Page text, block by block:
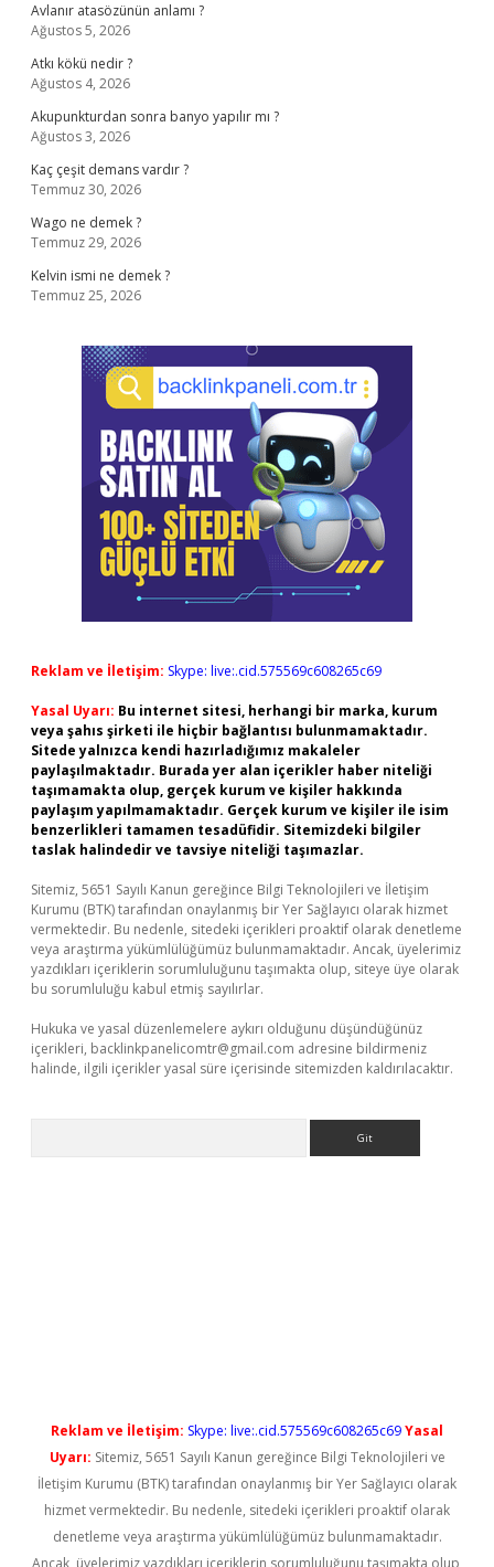
Avlanır atasözünün anlamı ?
Ağustos 5, 2026
Atkı kökü nedir ?
Ağustos 4, 2026
Akupunkturdan sonra banyo yapılır mı ?
Ağustos 3, 2026
Kaç çeşit demans vardır ?
Temmuz 30, 2026
Wago ne demek ?
Temmuz 29, 2026
Kelvin ismi ne demek ?
Temmuz 25, 2026
Reklam ve İletişim: Skype: live:.cid.575569c608265c69
Yasal Uyarı: Bu internet sitesi, herhangi bir marka, kurum
veya şahıs şirketi ile hiçbir bağlantısı bulunmamaktadır.
Sitede yalnızca kendi hazırladığımız makaleler
paylaşılmaktadır. Burada yer alan içerikler haber niteliği
taşımamakta olup, gerçek kurum ve kişiler hakkında
paylaşım yapılmamaktadır. Gerçek kurum ve kişiler ile isim
benzerlikleri tamamen tesadüfidir. Sitemizdeki bilgiler
taslak halindedir ve tavsiye niteliği taşımazlar.
Sitemiz, 5651 Sayılı Kanun gereğince Bilgi Teknolojileri ve İletişim
Kurumu (BTK) tarafından onaylanmış bir Yer Sağlayıcı olarak hizmet
vermektedir. Bu nedenle, sitedeki içerikleri proaktif olarak denetleme
veya araştırma yükümlülüğümüz bulunmamaktadır. Ancak, üyelerimiz
yazdıkları içeriklerin sorumluluğunu taşımakta olup, siteye üye olarak
bu sorumluluğu kabul etmiş sayılırlar.
Hukuka ve yasal düzenlemelere aykırı olduğunu düşündüğünüz
içerikleri, backlinkpanelicomtr@gmail.com adresine bildirmeniz
halinde, ilgili içerikler yasal süre içerisinde sitemizden kaldırılacaktır.
Reklam ve İletişim: Skype: live:.cid.575569c608265c69Yasal
Uyarı: Sitemiz, 5651 Sayılı Kanun gereğince Bilgi Teknolojileri ve
İletişim Kurumu (BTK) tarafından onaylanmış bir Yer Sağlayıcı olarak
hizmet vermektedir. Bu nedenle, sitedeki içerikleri proaktif olarak
denetleme veya araştırma yükümlülüğümüz bulunmamaktadır.
Ancak, üyelerimiz yazdıkları içeriklerin sorumluluğunu taşımakta olup,